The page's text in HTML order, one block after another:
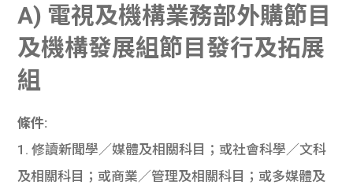
貸款
機
de
de
A) 電視及機構業務部外購節目
及機構發展組節目發行及拓展
組
條件:
1. 修讀新聞學／媒體及相關科目；或社會科學／文科
及相關科目；或商業／管理及相關科目；或多媒體及